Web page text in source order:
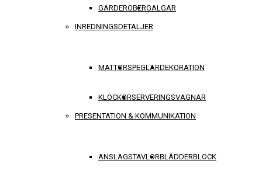
GARDEROBERGALGAR
INREDNINGSDETALJER
MATTORSPEGLARDEKORATION
KLOCKORSERVERINGSVAGNAR
PRESENTATION & KOMMUNIKATION
ANSLAGSTAVLORBLÄDDERBLOCK